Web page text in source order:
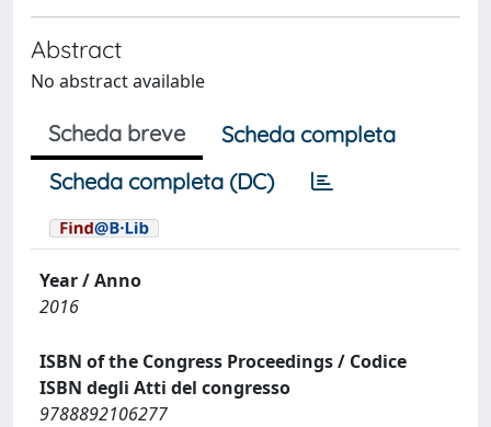
Abstract
No abstract available
Scheda breve
Scheda completa
Scheda completa (DC)
Year / Anno
2016
ISBN of the Congress Proceedings / Codice
ISBN degli Atti del congresso
9788892106277